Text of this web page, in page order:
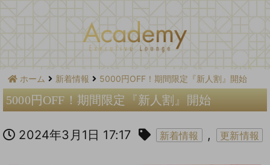
ホーム 新着情報 5000円OFF！期間限定『新人割』開始
5000円OFF！期間限定『新人割』開始
2024年3月1日 17:17 新着情報 , 更新情報